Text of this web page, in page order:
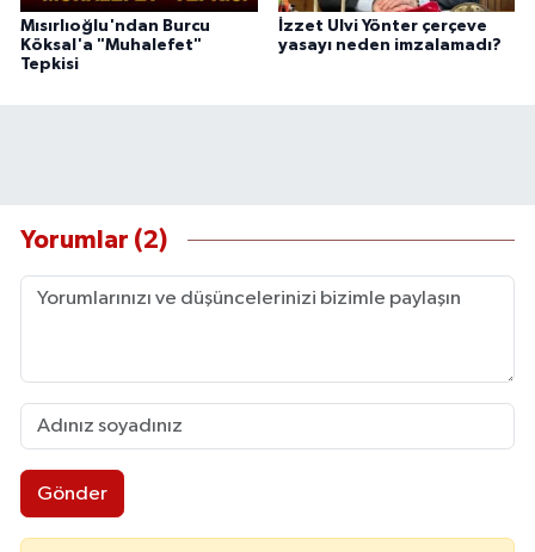
Mısırlıoğlu'ndan Burcu
Köksal'a "Muhalefet"
Tepkisi
İzzet Ulvi Yönter çerçeve
yasayı neden imzalamadı?
Yorumlar (2)
Gönder